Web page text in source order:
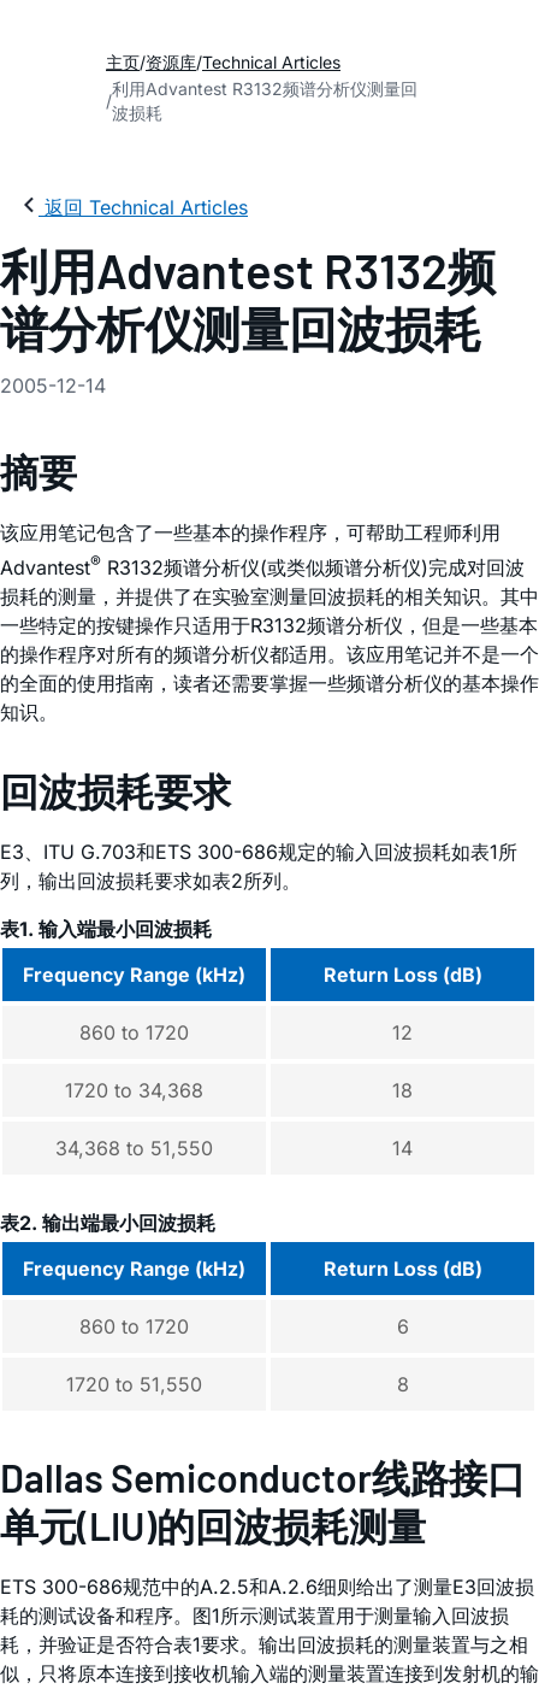
主页 资源库 Technical Articles
利用Advantest R3132频谱分析仪测量回
波损耗
返回 Technical Articles
利用Advantest R3132频
谱分析仪测量回波损耗
2005-12-14
摘要
该应用笔记包含了一些基本的操作程序，可帮助工程师利用
Advantest® R3132频谱分析仪(或类似频谱分析仪)完成对回波
损耗的测量，并提供了在实验室测量回波损耗的相关知识。其中
一些特定的按键操作只适用于R3132频谱分析仪，但是一些基本
的操作程序对所有的频谱分析仪都适用。该应用笔记并不是一个
的全面的使用指南，读者还需要掌握一些频谱分析仪的基本操作
知识。
回波损耗要求
E3、ITU G.703和ETS 300-686规定的输入回波损耗如表1所
列，输出回波损耗要求如表2所列。
表1. 输入端最小回波损耗
Frequency Range (kHz)
Return Loss (dB)
860 to 1720 12
1720 to 34,368 18
34,368 to 51,550 14
表2. 输出端最小回波损耗
Frequency Range (kHz)
Return Loss (dB)
860 to 1720 6
1720 to 51,550 8
Dallas Semiconductor线路接口
单元(LIU)的回波损耗测量
ETS 300-686规范中的A.2.5和A.2.6细则给出了测量E3回波损
耗的测试设备和程序。图1所示测试装置用于测量输入回波损
耗，并验证是否符合表1要求。输出回波损耗的测量装置与之相
似，只将原本连接到接收机输入端的测量装置连接到发射机的输